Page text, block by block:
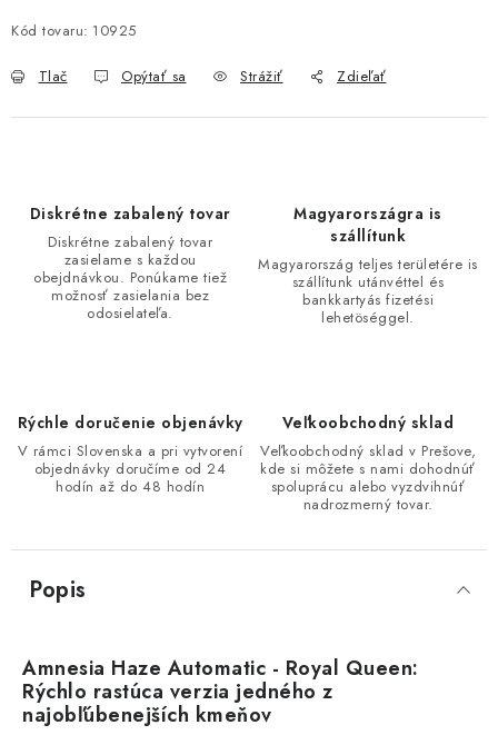
Kód tovaru: 10925
Tlač Opýtať sa Strážiť Zdieľať
Diskrétne zabalený tovar
Diskrétne zabalený tovar
zasielame s každou
obejdnávkou. Ponúkame tiež
možnosť zasielania bez
odosielateľa.
Magyarországra is
szállítunk
Magyarország teljes területére is
szállítunk utánvéttel és
bankkartyás fizetési
lehetöséggel.
Rýchle doručenie objenávky
V rámci Slovenska a pri vytvorení
objednávky doručíme od 24
hodín až do 48 hodín
Veľkoobchodný sklad
Veľkoobchodný sklad v Prešove,
kde si môžete s nami dohodnúť
spoluprácu alebo vyzdvihnúť
nadrozmerný tovar.
Popis
Amnesia Haze Automatic - Royal Queen:
Rýchlo rastúca verzia jedného z
najobľúbenejších kmeňov